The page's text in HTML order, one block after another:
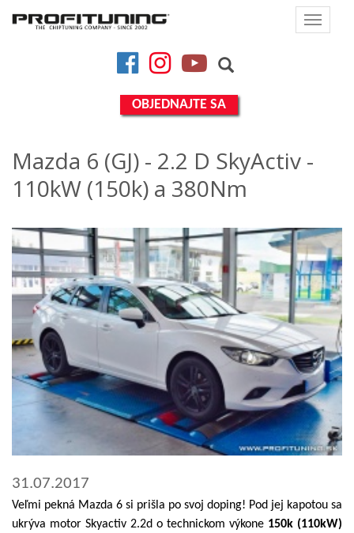
Toggle
FacebookInstagramYouTube
OBJEDNAJTE SA
Mazda 6 (GJ) - 2.2 D SkyActiv -
110kW (150k) a 380Nm
31.07.2017
Veľmi pekná Mazda 6 si prišla po svoj doping! Pod jej kapotou sa
ukrýva motor Skyactiv 2.2d o technickom výkone 150k (110kW)